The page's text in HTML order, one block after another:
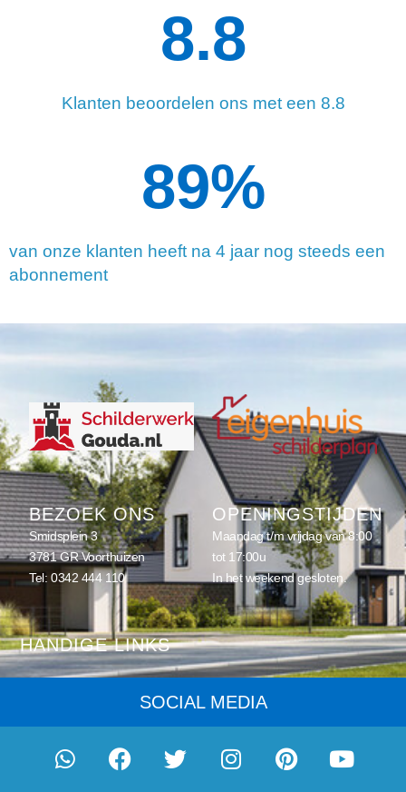
Klanten beoordelen ons met een 8.8
8.8
van onze klanten heeft na 4 jaar nog steeds een
abonnement
90%
BEZOEK ONS
Smidsplein 3
3781 GR Voorthuizen
Tel:0342 444 110
OPENINGSTIJDEN
Maandag t/m vrijdag van 8:00
tot 17:00u
In het weekend gesloten.
HANDIGE LINKS
Schilderwerk
Onderhoud
SOCIAL MEDIA